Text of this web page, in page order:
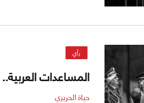
رأي
المساعدات
حياة الحريري